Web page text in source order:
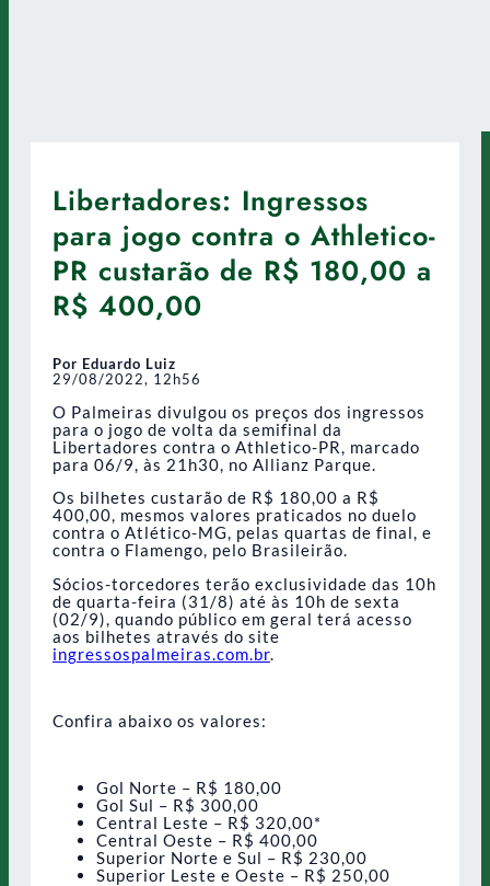
Libertadores: Ingressos
para jogo contra o Athletico-
PR custarão de R$ 180,00 a
R$ 400,00
Por Eduardo Luiz
29/08/2022, 12h56
O Palmeiras divulgou os preços dos ingressos
para o jogo de volta da semifinal da
Libertadores contra o Athletico-PR, marcado
para 06/9, às 21h30, no Allianz Parque.
Os bilhetes custarão de R$ 180,00 a R$
400,00, mesmos valores praticados no duelo
contra o Atlético-MG, pelas quartas de final, e
contra o Flamengo, pelo Brasileirão.
Sócios-torcedores terão exclusividade das 10h
de quarta-feira (31/8) até às 10h de sexta
(02/9), quando público em geral terá acesso
aos bilhetes através do site
ingressospalmeiras.com.br.
Confira abaixo os valores:
Gol Norte – R$ 180,00
Gol Sul – R$ 300,00
Central Leste – R$ 320,00*
Central Oeste – R$ 400,00
Superior Norte e Sul – R$ 230,00
Superior Leste e Oeste – R$ 250,00